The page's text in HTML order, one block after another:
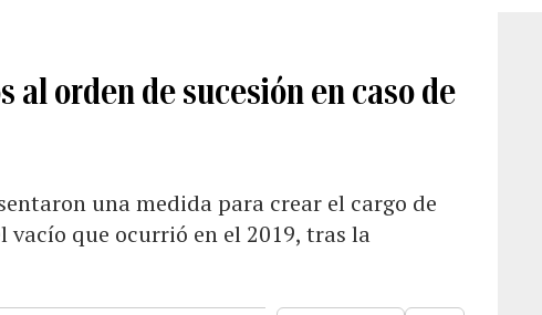
orden de sucesión en caso de
una medida para crear el cargo de
que ocurrió en el 2019, tras la